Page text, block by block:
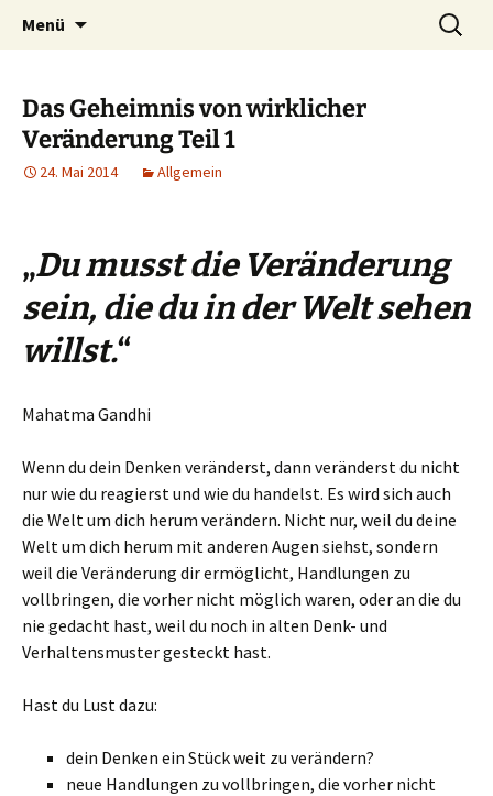
Lebensfreude-Akademie
Lerne deinen stressigen Alltag mit mehr
Freude und Gelassenheit erfolgreich meistern
Menü
Suchen
nach:
Das Geheimnis von wirklicher
Veränderung Teil 1
24. Mai 2014 Allgemein
„Du musst die Veränderung
sein, die du in der Welt sehen
willst.“
Mahatma Gandhi
Wenn du dein Denken veränderst, dann veränderst du nicht
nur wie du reagierst und wie du handelst. Es wird sich auch
die Welt um dich herum verändern. Nicht nur, weil du deine
Welt um dich herum mit anderen Augen siehst, sondern
weil die Veränderung dir ermöglicht, Handlungen zu
vollbringen, die vorher nicht möglich waren, oder an die du
nie gedacht hast, weil du noch in alten Denk- und
Verhaltensmuster gesteckt hast.
Hast du Lust dazu:
dein Denken ein Stück weit zu verändern?
neue Handlungen zu vollbringen, die vorher nicht